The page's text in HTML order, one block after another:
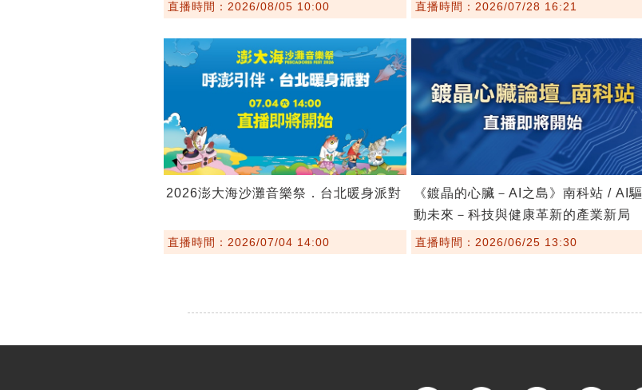
直播時間：2026/08/05 10:00 直播時間：2026/07/28 16:21
2026澎大海沙灘音樂祭．台北暖身派對
直播時間：2026/07/04 14:00
《鍍晶的心臟－AI之島》南科站 / AI驅
動未來－科技與健康革新的產業新局
直播時間：2026/06/25 13:30